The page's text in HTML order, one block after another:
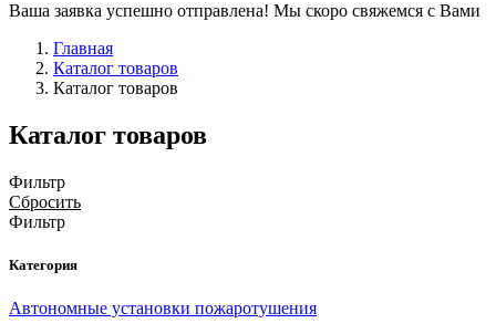
Ваша заявка успешно отправлена! Мы скоро свяжемся с Вами
Главная
Каталог товаров
Каталог товаров
Каталог товаров
Фильтр
Сбросить
Фильтр
Категория
Автономные установки пожаротушения